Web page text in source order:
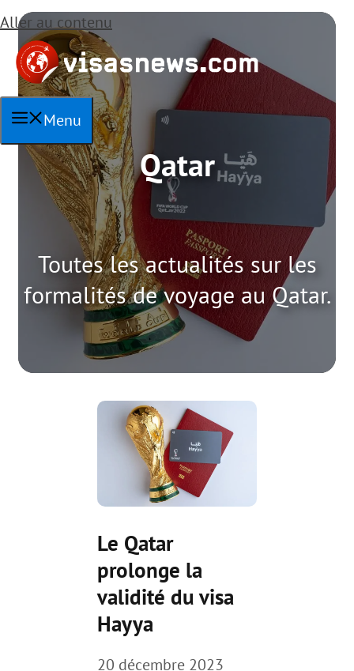
Aller au contenu
Menu
Qatar
Toutes les actualités sur les
formalités de voyage au Qatar.
Le Qatar
prolonge la
validité du visa
Hayya
20 décembre 2023